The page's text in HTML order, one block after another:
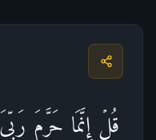
قُلۡ إِنَّمَا حَرَّمَ